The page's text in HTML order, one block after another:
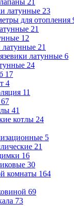
21
латунные 23
для отопления
21
12
латунные 21
латунные 6
24
17
4
11
67
41
котлы 24
5
21
16
30
комнаты 164
69
73